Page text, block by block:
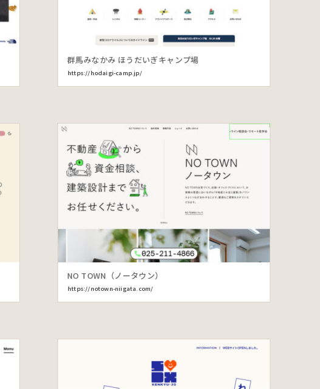
群馬みなかみ ほうだいぎキャンプ場
https://hodaigi-camp.jp/
NO TOWN（ノータウン）
https://notown-niigata.com/